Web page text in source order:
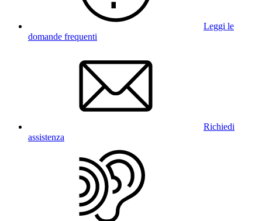
Leggi le
domande frequenti
Richiedi
assistenza